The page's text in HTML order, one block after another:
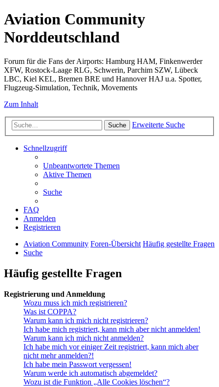
Aviation Community
Norddeutschland
Forum für die Fans der Airports: Hamburg HAM, Finkenwerder
XFW, Rostock-Laage RLG, Schwerin, Parchim SZW, Lübeck
LBC, Kiel KEL, Bremen BRE und Hannover HAJ u.a. Spotter,
Flugzeug-Simulation, Technik, Movements
Zum Inhalt
Suche Erweiterte Suche
Schnellzugriff
Unbeantwortete Themen
Aktive Themen
Suche
FAQ
Anmelden
Registrieren
Aviation Community Foren-Übersicht Häufig gestellte Fragen
Suche
Häufig gestellte Fragen
Registrierung und Anmeldung
Wozu muss ich mich registrieren?
Was ist COPPA?
Warum kann ich mich nicht registrieren?
Ich habe mich registriert, kann mich aber nicht anmelden!
Warum kann ich mich nicht anmelden?
Ich habe mich vor einiger Zeit registriert, kann mich aber
nicht mehr anmelden?!
Ich habe mein Passwort vergessen!
Warum werde ich automatisch abgemeldet?
Wozu ist die Funktion „Alle Cookies löschen“?